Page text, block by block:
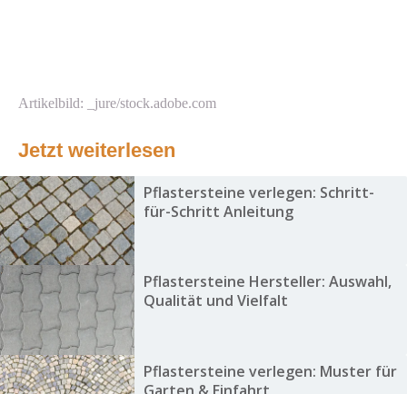
Artikelbild: _jure/stock.adobe.com
Jetzt weiterlesen
Pflastersteine verlegen: Schritt-
für-Schritt Anleitung
Pflastersteine Hersteller: Auswahl,
Qualität und Vielfalt
Pflastersteine verlegen: Muster für